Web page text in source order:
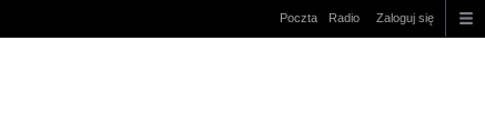
Poczta Radio Zaloguj się